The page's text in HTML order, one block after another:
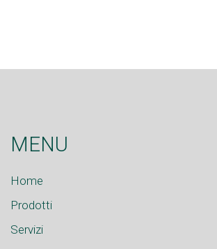
MENU
Home
Prodotti
Servizi